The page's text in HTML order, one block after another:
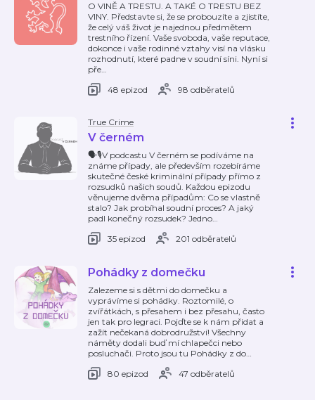
O VINĚ A TRESTU. A TAKÉ O TRESTU BEZ
VINY. Představte si, že se probouzíte a zjistíte,
že celý váš život je najednou předmětem
trestního řízení. Vaše svoboda, vaše reputace,
dokonce i vaše rodinné vztahy visí na vlásku
rozhodnutí, které padne v soudní síni. Nyní si
pře…
48 epizod
98 odběratelů
True Crime
V černém
🗣️🎙️V podcastu V černém se podíváme na
známe případy, ale především rozebíráme
skutečné české kriminální případy přímo z
rozsudků našich soudů. Každou epizodu
věnujeme dvěma případům: Co se vlastně
stalo? Jak probíhal soudní proces? A jaký
padl konečný rozsudek? Jedno…
35 epizod
201 odběratelů
Pohádky z domečku
Zalezeme si s dětmi do domečku a
vyprávíme si pohádky. Roztomilé, o
zvířátkách, s přesahem i bez přesahu, často
jen tak pro legraci. Pojďte se k nám přidat a
zažít nečekaná dobrodružství! Všechny
náměty dodali buď mí chlapečci nebo
posluchači. Proto jsou tu Pohádky z do…
80 epizod
47 odběratelů